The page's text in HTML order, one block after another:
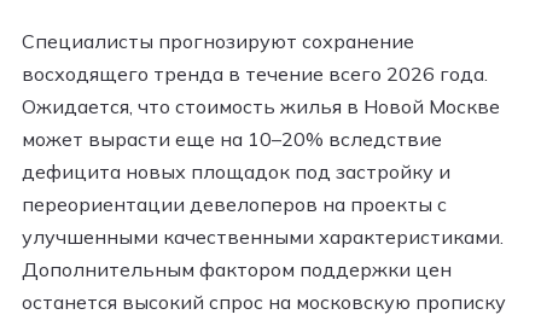
Специалисты прогнозируют сохранение
восходящего тренда в течение всего 2026 года.
Ожидается, что стоимость жилья в Новой Москве
может вырасти еще на 10–20% вследствие
дефицита новых площадок под застройку и
переориентации девелоперов на проекты с
улучшенными качественными характеристиками.
Дополнительным фактором поддержки цен
останется высокий спрос на московскую прописку